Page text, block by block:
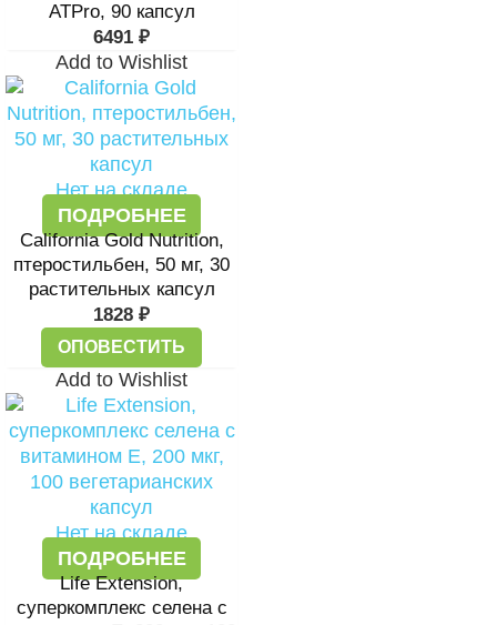
ATPro, 90 капсул
6491 ₽
Add to Wishlist
Нет на складе
ПОДРОБНЕЕ
California Gold Nutrition,
птеростильбен, 50 мг, 30
растительных капсул
1828 ₽
ОПОВЕСТИТЬ
Add to Wishlist
Нет на складе
ПОДРОБНЕЕ
Life Extension,
суперкомплекс селена с